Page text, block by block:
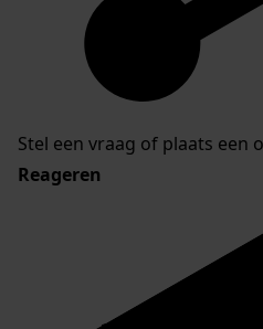
Stel een vraag of plaats een
Reageren